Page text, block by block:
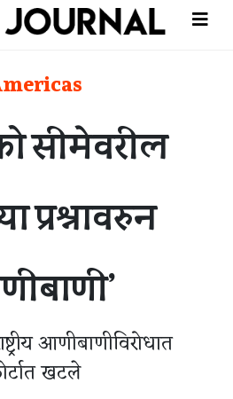
सीमेवरील
प्रश्नावरुन
आणीबाणीविरोधात
खटले